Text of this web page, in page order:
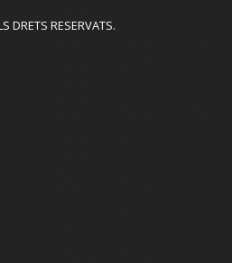
DRETS RESERVATS.